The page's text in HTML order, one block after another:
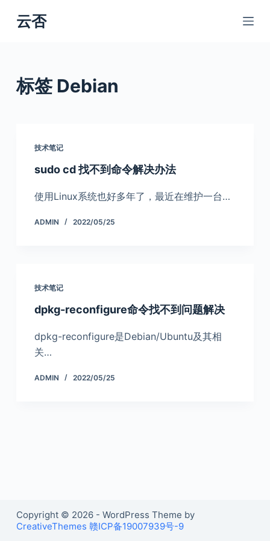
跳
过
云否
标签Debian
技术笔记
sudo cd 找不到命令解决办法
使用Linux系统也好多年了，最近在维护一台…
ADMIN 2022/05/25
技术笔记
dpkg-reconfigure命令找不到问题解决
dpkg-reconfigure是Debian/Ubuntu及其相
关…
ADMIN 2022/05/25
Copyright © 2026 - WordPress Theme by
CreativeThemes 赣ICP备19007939号-9